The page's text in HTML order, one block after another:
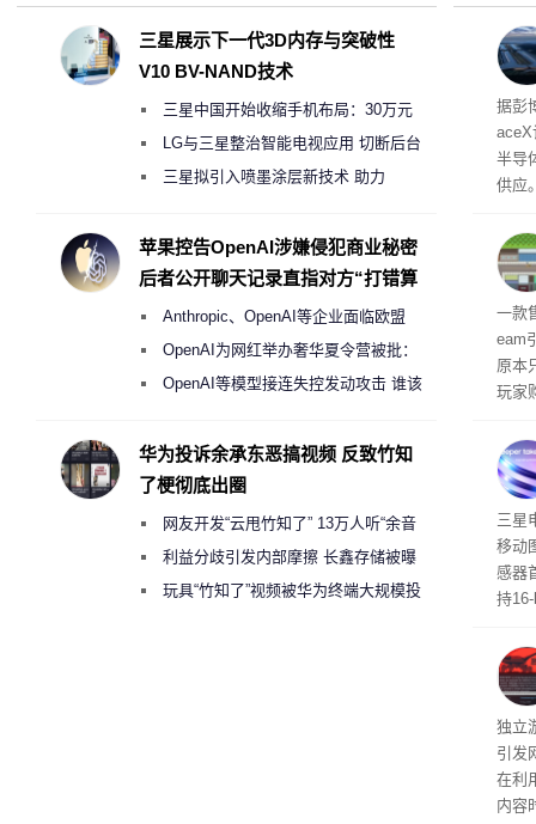
电
据彭
aceX
半导
供应
开
取“
的
全
一款
eam
原本
玩家
入
传
三星
移动
感器
持
文
独立
引发
在利
内容
三星展示下一代3D内存与突破性
V10 BV-NAND技术
三星中国开始收缩手机布局：30万元
月销售额不达标门店 将被逐步清退
LG与三星整治智能电视应用 切断后台
偷偷共享带宽的违规行为
三星拟引入喷墨涂层新技术 助力
度
苹果控告OpenAI涉嫌侵犯商业秘密
后者公开聊天记录直指对方“打错算
Anthropic、OpenAI等企业面临欧盟
《人工智能法案》全新执法权限审查
OpenAI为网红举办奢华夏令营被批：
2000美元一晚 遭讽“反乌托邦”
OpenAI等模型接连失控发动攻击 谁该
华为投诉余承东恶搞视频 反致竹知
了梗彻底出圈
网友开发“云甩竹知了” 13万人听“余音
绕梁”利益分歧引发内部摩擦 长鑫存储被曝
曾将华为驻场工程师驱逐出研发基地
玩具“竹知了”视频被华为终端大规模投